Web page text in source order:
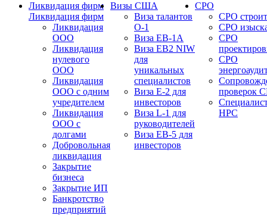
Ликвидация фирм
Ликвидация фирм
Ликвидация
ООО
Ликвидация
нулевого
ООО
Ликвидация
ООО с одним
учредителем
Ликвидация
ООО с
долгами
Добровольная
ликвидация
Закрытие
бизнеса
Закрытие ИП
Банкротство
предприятий
Визы США
Виза талантов
О-1
Виза EB-1A
Виза EB2 NIW
для
уникальных
специалистов
Виза E-2 для
инвесторов
Виза L-1 для
руководителей
Виза EB-5 для
инвесторов
СРО
СРО
СРО
СРО
СРО
проверок
НРС